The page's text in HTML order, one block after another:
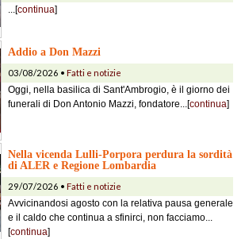
...[continua]
Addio a Don Mazzi
03/08/2026 • Fatti e notizie
Oggi, nella basilica di Sant'Ambrogio, è il giorno dei
funerali di Don Antonio Mazzi, fondatore...[continua]
Nella vicenda Lulli-Porpora perdura la sordità
di ALER e Regione Lombardia
29/07/2026 • Fatti e notizie
Avvicinandosi agosto con la relativa pausa generale
e il caldo che continua a sfinirci, non facciamo...
[continua]